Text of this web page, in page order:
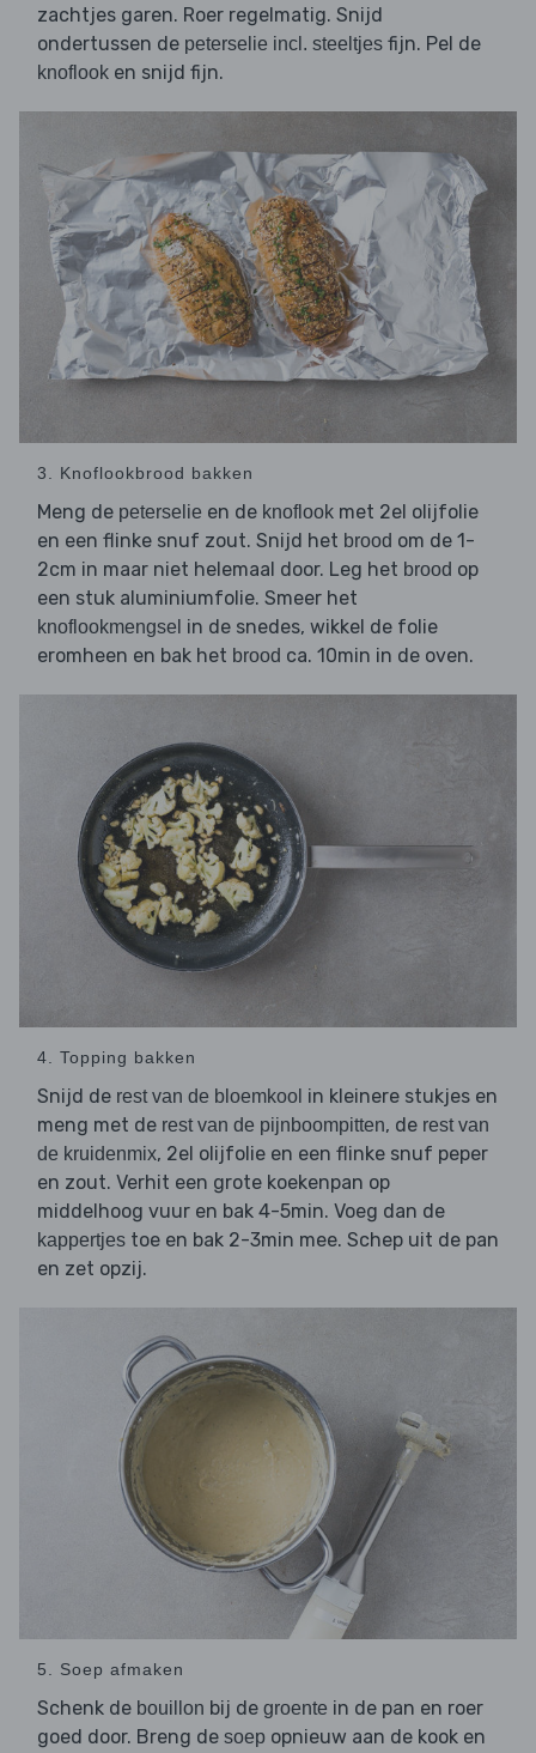
zachtjes garen. Roer regelmatig. Snijd
ondertussen de peterselie incl. steeltjes fijn. Pel de
knoflook en snijd fijn.
3. Knoflookbrood bakken
Meng de peterselie en de knoflook met 2el olijfolie
en een flinke snuf zout. Snijd het brood om de 1-
2cm in maar niet helemaal door. Leg het brood op
een stuk aluminiumfolie. Smeer het
knoflookmengsel in de snedes, wikkel de folie
eromheen en bak het brood ca. 10min in de oven.
4. Topping bakken
Snijd de rest van de bloemkool in kleinere stukjes en
meng met de rest van de pijnboompitten, de rest van
de kruidenmix, 2el olijfolie en een flinke snuf peper
en zout. Verhit een grote koekenpan op
middelhoog vuur en bak 4-5min. Voeg dan de
kappertjes toe en bak 2-3min mee. Schep uit de pan
en zet opzij.
5. Soep afmaken
Schenk de bouillon bij de groente in de pan en roer
goed door. Breng de soep opnieuw aan de kook en